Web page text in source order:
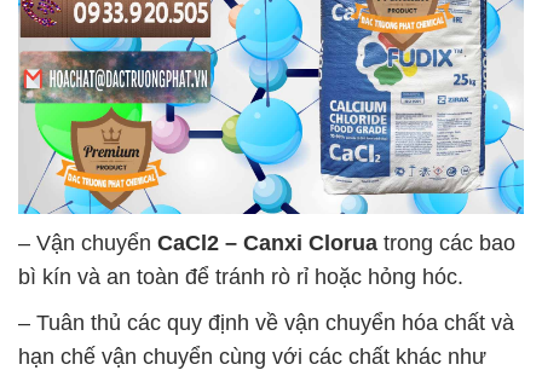
– Vận chuyển CaCl2 – Canxi Clorua trong các bao
bì kín và an toàn để tránh rò rỉ hoặc hỏng hóc.
– Tuân thủ các quy định về vận chuyển hóa chất và
hạn chế vận chuyển cùng với các chất khác như